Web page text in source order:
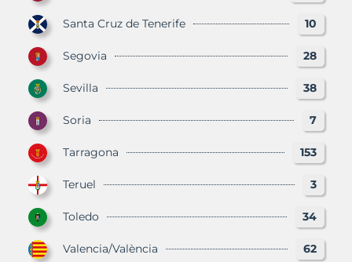
Santa Cruz de Tenerife 10
Segovia 28
Sevilla 38
Soria 7
Tarragona 153
Teruel 3
Toledo 34
Valencia/València 62